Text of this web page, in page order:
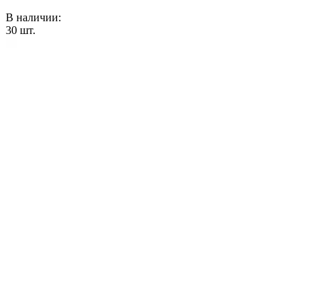
В наличии:
30 шт.